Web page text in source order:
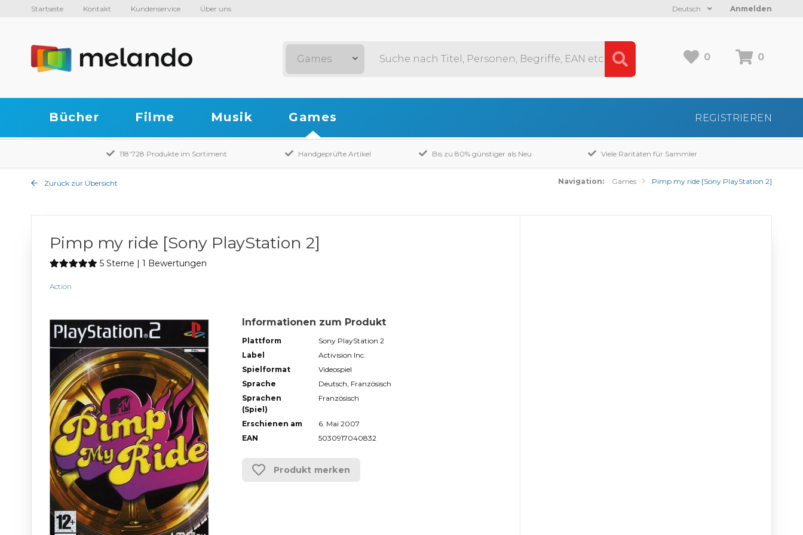
Startseite Kontakt Kundenservice Über uns Anmelden
Deutsch
0 0
Games
Bücher Filme Musik Games REGISTRIEREN
118'728 Produkte im Sortiment Handgeprüfte Artikel Bis zu 80% günstiger als Neu Viele Raritäten für Sammler
Zurück zur Übersicht Navigation: Games Pimp my ride [Sony PlayStation 2]
Pimp my ride [Sony PlayStation 2]
5 Sterne | 1 Bewertungen
Action
Informationen zum Produkt
Plattform
Sony PlayStation 2
Label
Activision Inc.
Spielformat
Videospiel
Sprache
Deutsch, Französisch
Sprachen
(Spiel)
Französisch
Erschienen am
6. Mai 2007
EAN
5030917040832
Produkt merken